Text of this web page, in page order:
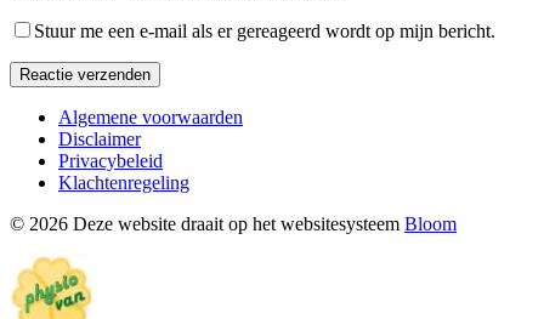
Stuur me een e-mail als er gereageerd wordt op mijn bericht.
Reactie verzenden
Algemene voorwaarden
Disclaimer
Privacybeleid
Klachtenregeling
© 2026 Deze website draait op het websitesysteem Bloom